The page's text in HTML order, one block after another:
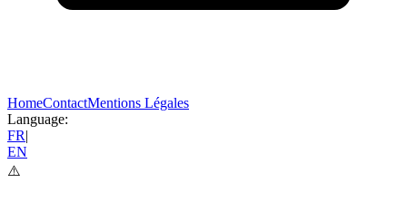
HomeContactMentions Légales
Language:
FR|
EN
⚠️